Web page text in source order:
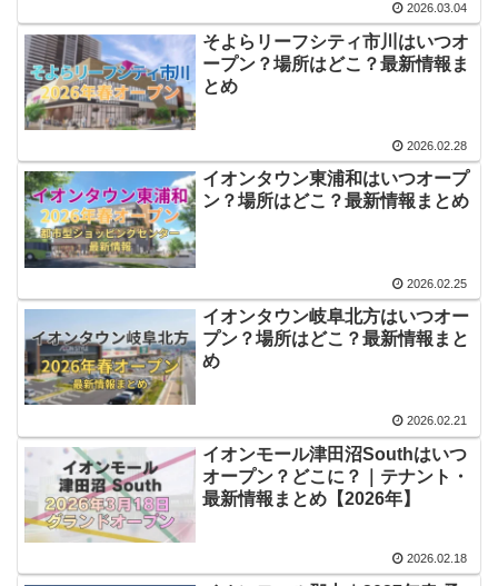
2026.03.04
そよらリーフシティ市川はいつオ
ープン？場所はどこ？最新情報ま
とめ
2026.02.28
イオンタウン東浦和はいつオープ
ン？場所はどこ？最新情報まとめ
2026.02.25
イオンタウン岐阜北方はいつオー
プン？場所はどこ？最新情報まと
め
2026.02.21
イオンモール津田沼Southはいつ
オープン？どこに？｜テナント・
最新情報まとめ【2026年】
2026.02.18